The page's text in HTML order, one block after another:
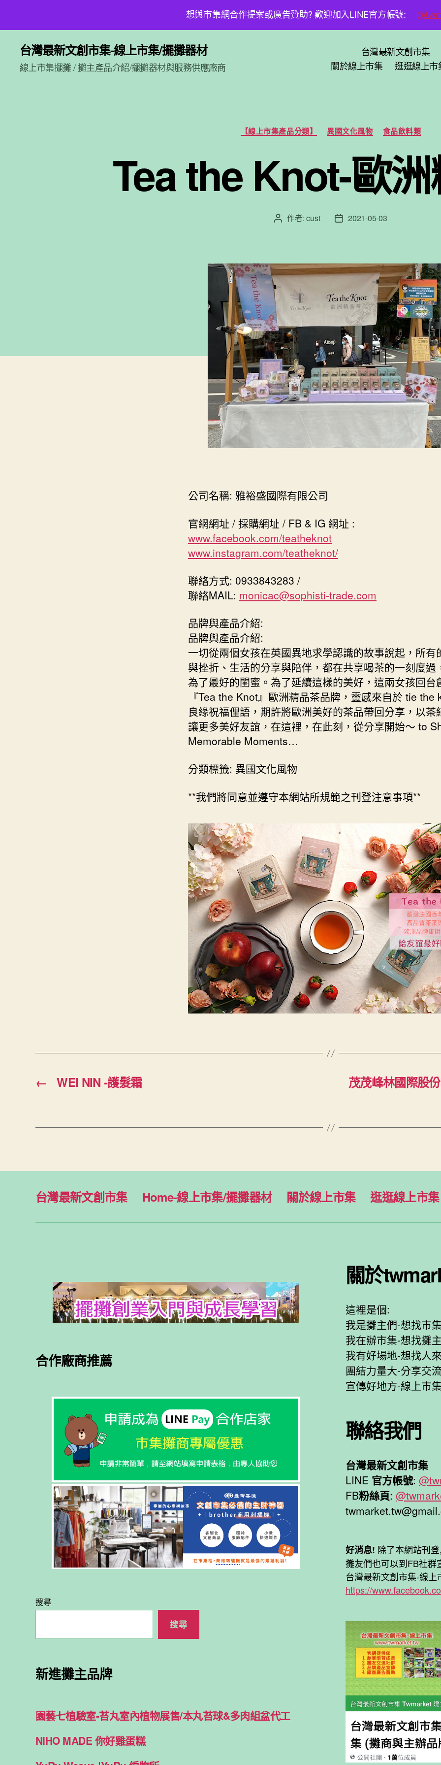
想與市集網合作提案或廣告贊助? 歡迎加入LINE官方帳號:
台灣最新文創市集-線上市集/擺攤器材
線上市集擺攤 / 攤主產品介紹/擺攤器材與服務供應廠商
台灣最新文創市集
關於線上市集
逛逛線上市
分
類
【線上市集產品分類】 異國文化風物 食品飲料類
Tea the Knot-歐
文 作者:cust
文
日
期
2021-05-03
公司名稱: 雅裕盛國際有限公司
官網網址 / 採購網址 / FB & IG 網址 :
www.facebook.com/teatheknot
www.instagram.com/teatheknot/
聯絡方式: 0933843283 /
聯絡MAIL: monicac@sophisti-trade.com
品牌與產品介紹:
品牌與產品介紹:
一切從兩個女孩在英國異地求學認識的故事說起，所有
與挫折、生活的分享與陪伴，都在共享喝茶的一刻度過
為了最好的閨蜜。為了延續這樣的美好，這兩女孩回台
『Tea the Knot』歐洲精品茶品牌，靈感來自於 tie the
良緣祝福俚語，期許將歐洲美好的茶品帶回分享，以茶
讓更多美好友誼，在這裡，在此刻，從分享開始～ to
Memorable Moments…
分類標籤: 異國文化風物
**我們將同意並遵守本網站所規範之刊登注意事項**
← WEI NIN -護髮霜 茂茂峰林國際股
台灣最新文創市集 Home-線上市集/擺攤器材 關於線上市集 逛逛線上市集
合作廠商推薦
搜尋
搜尋
新進攤主品牌
園藝七植驗室-苔丸室內植物展售/本丸苔球&多肉組盆代工
NIHO MADE 你好雞蛋糕
關於
這裡是個:
我是攤主們-想找市
我在辦市集-想找攤
我有好場地-想找人
團結力量大-分享交
宣傳好地方-線上市
聯絡我們
台灣最新文創市集
LINE 官方帳號:
FB粉絲頁:
好消息! 除了本網站刊
攤友們也可以到FB社群
台灣最新文創市集-線上
https://